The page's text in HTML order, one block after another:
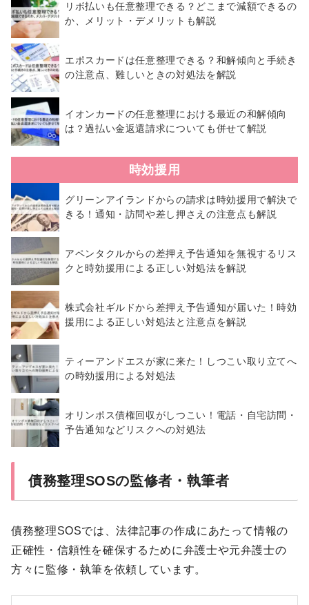
リボ払いも任意整理できる？どこまで減額できるの
か、メリット・デメリットも解説
エポスカードは任意整理できる？和解傾向と手続き
の注意点、難しいときの対処法を解説
イオンカードの任意整理における最近の和解傾向
は？過払い金返還請求についても併せて解説
時効援用
グリーンアイランドからの請求は時効援用で解決で
きる！通知・訪問や差し押さえの注意点も解説
アペンタクルからの差押え予告通知を無視するリス
クと時効援用による正しい対処法を解説
株式会社ギルドから差押え予告通知が届いた！時効
援用による正しい対処法と注意点を解説
ティーアンドエスが家に来た！しつこい取り立てへ
の時効援用による対処法
オリンポス債権回収がしつこい！電話・自宅訪問・
予告通知などリスクへの対処法
債務整理SOSの監修者・執筆者
債務整理SOSでは、法律記事の作成にあたって情報の
正確性・信頼性を確保するために弁護士や元弁護士の
方々に監修・執筆を依頼しています。